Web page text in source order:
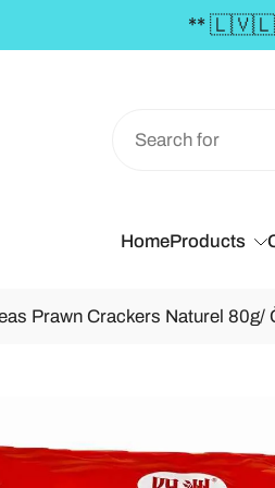
€50 **
HomeProducts
Prawn Crackers Naturel